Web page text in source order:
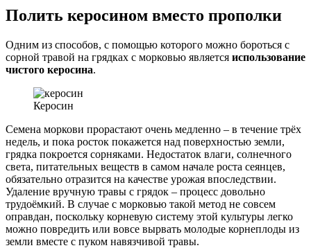
Полить керосином вместо прополки
Одним из способов, с помощью которого можно бороться с
сорной травой на грядках с морковью является использование
чистого керосина.
Керосин
Семена моркови прорастают очень медленно – в течение трёх
недель, и пока росток покажется над поверхностью земли,
грядка покроется сорняками. Недостаток влаги, солнечного
света, питательных веществ в самом начале роста сеянцев,
обязательно отразится на качестве урожая впоследствии.
Удаление вручную травы с грядок – процесс довольно
трудоёмкий. В случае с морковью такой метод не совсем
оправдан, поскольку корневую систему этой культуры легко
можно повредить или вовсе вырвать молодые корнеплоды из
земли вместе с пуком навязчивой травы.